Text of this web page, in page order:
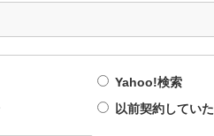
Yahoo!検索
以前契約していた